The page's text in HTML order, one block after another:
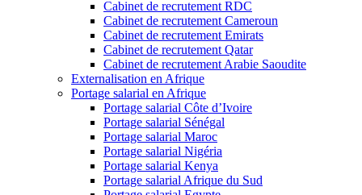
Cabinet de recrutement RDC
Cabinet de recrutement Cameroun
Cabinet de recrutement Emirats
Cabinet de recrutement Qatar
Cabinet de recrutement Arabie Saoudite
Externalisation en Afrique
Portage salarial en Afrique
Portage salarial Côte d’Ivoire
Portage salarial Sénégal
Portage salarial Maroc
Portage salarial Nigéria
Portage salarial Kenya
Portage salarial Afrique du Sud